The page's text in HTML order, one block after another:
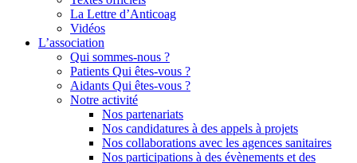
La Lettre d’Anticoag
Vidéos
L’association
Qui sommes-nous ?
Patients Qui êtes-vous ?
Aidants Qui êtes-vous ?
Notre activité
Nos partenariats
Nos candidatures à des appels à projets
Nos collaborations avec les agences sanitaires
Nos participations à des évènements et des